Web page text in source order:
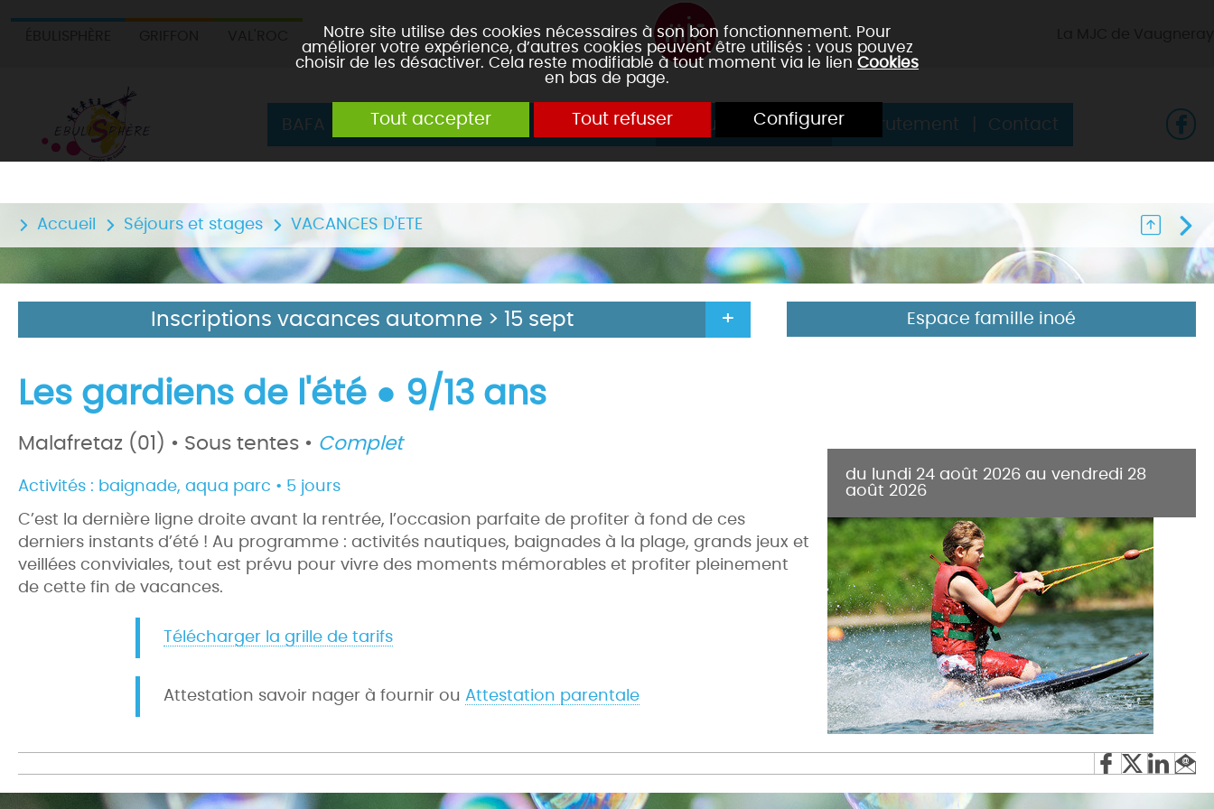
Notre site utilise des cookies nécessaires à son bon fonctionnement. Pour
améliorer votre expérience, d’autres cookies peuvent être utilisés : vous pouvez
choisir de les désactiver. Cela reste modifiable à tout moment via le lien Cookies
en bas de page.
Tout accepter Tout refuser Configurer
BAFA Le centre de loisirs Inscriptions Séjours et stages Recrutement Contact
Accueil Séjours et stages VACANCES D'ETE
Inscriptions vacances automne > 15 sept Espace famille inoé
Les gardiens de l'été ● 9/13 ans
du lundi 24 août 2026 au vendredi 28
août 2026
Malafretaz (01) • Sous tentes • Complet
Activités : baignade, aqua parc • 5 jours
C’est la dernière ligne droite avant la rentrée, l’occasion parfaite de profiter à fond de ces
derniers instants d’été ! Au programme : activités nautiques, baignades à la plage, grands jeux et
veillées conviviales, tout est prévu pour vivre des moments mémorables et profiter pleinement
de cette fin de vacances.
Télécharger la grille de tarifs
Attestation savoir nager à fournir ouAttestation parentale